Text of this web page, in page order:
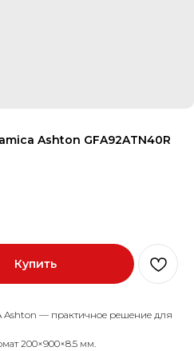
Ashton GFA92ATN40R
Купить
Ashton — практичное решение для
200×900×8.5 мм.